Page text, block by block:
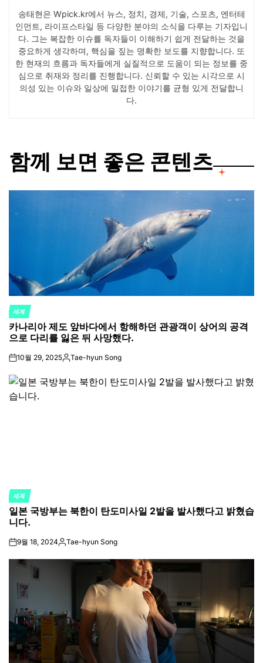
송태현은 Wpick.kr에서 뉴스, 정치, 경제, 기술, 스포츠, 엔터테
인먼트, 라이프스타일 등 다양한 분야의 소식을 다루는 기자입니
다. 그는 복잡한 이슈를 독자들이 이해하기 쉽게 전달하는 것을
중요하게 생각하며, 핵심을 짚는 명확한 보도를 지향합니다. 또
한 현재의 흐름과 독자들에게 실질적으로 도움이 되는 정보를 중
심으로 취재와 정리를 진행합니다. 신뢰할 수 있는 시각으로 시
의성 있는 이슈와 일상에 밀접한 이야기를 균형 있게 전달합니
다.
함께 보면 좋은 콘텐츠
POSTED
IN
세계
카나리아 제도 앞바다에서 항해하던 관광객이 상어의 공격
으로 다리를 잃은 뒤 사망했다.
on10월 29, 2025Posted
Tae-hyun Song
POSTED
IN
세계
일본 국방부는 북한이 탄도미사일 2발을 발사했다고 밝혔습
니다.
on9월 18, 2024Posted
Tae-hyun Song